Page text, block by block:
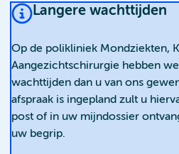
Langere wachttijden
Op de polikliniek Mondziekten,
Aangezichtschirurgie hebben
wachttijden dan u van ons
afspraak is ingepland zult u
post of in uw mijndossier
uw begrip.